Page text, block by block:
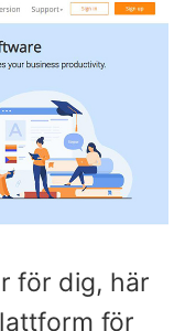
för dig, här
för